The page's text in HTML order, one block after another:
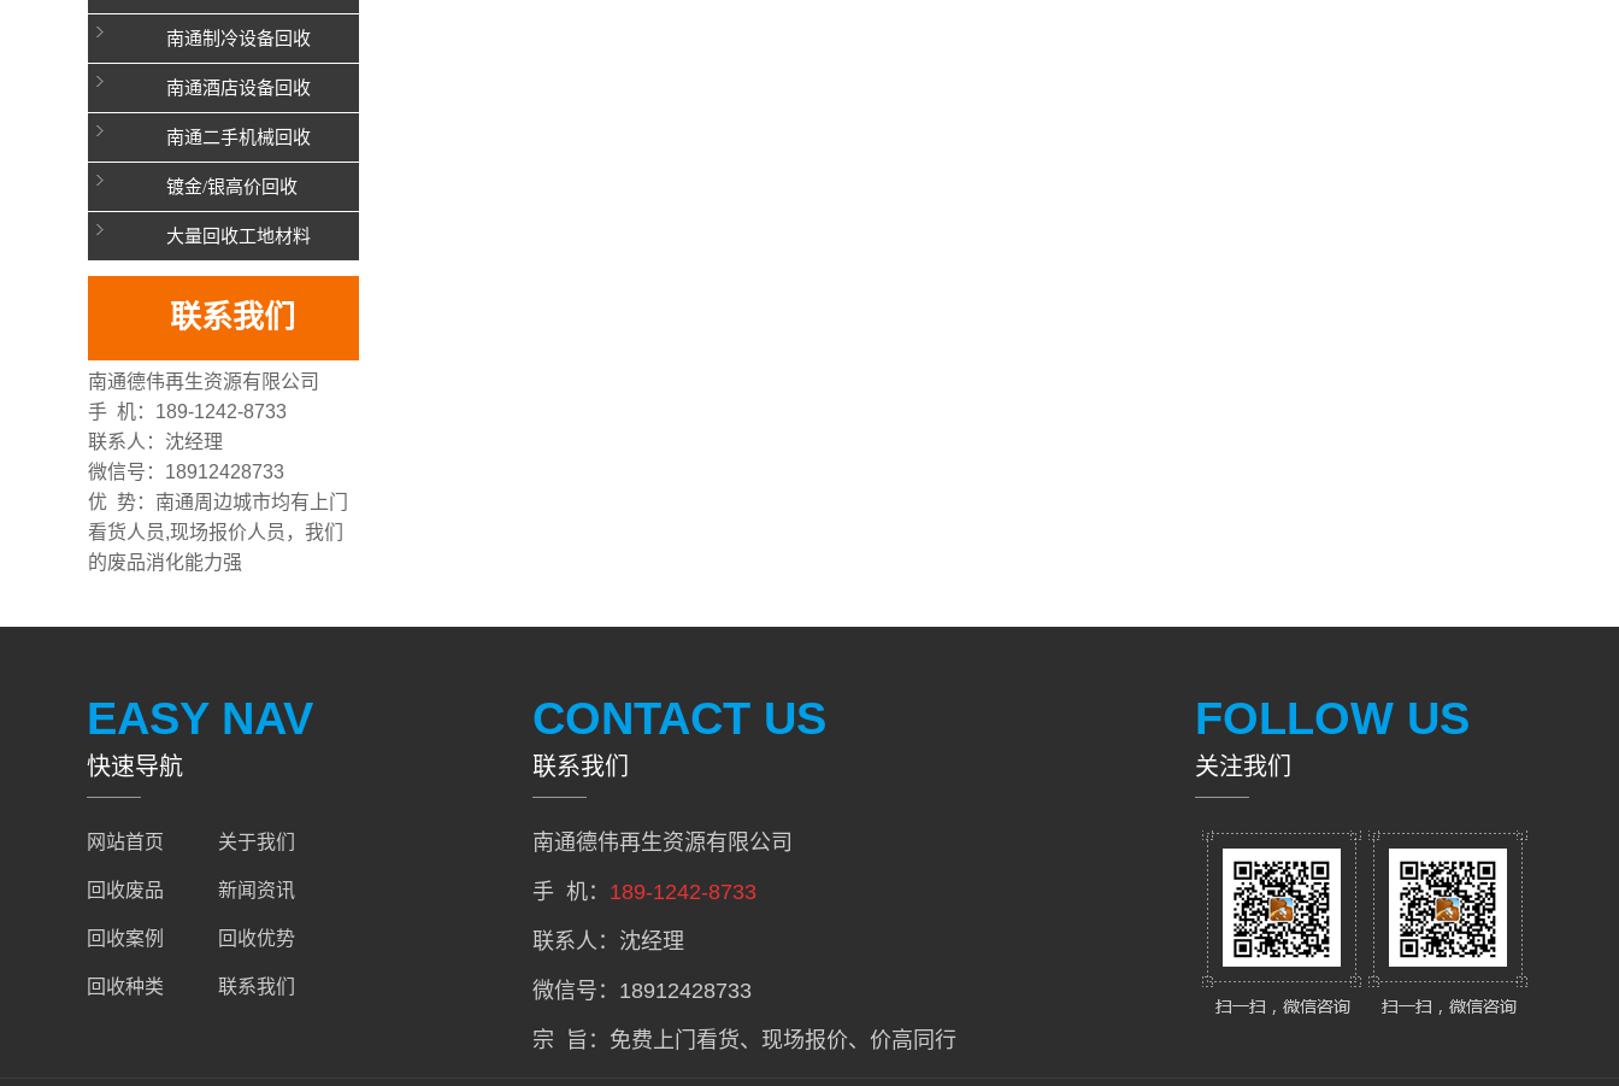
南通制冷设备回收
南通酒店设备回收
南通二手机械回收
镀金/银高价回收
大量回收工地材料
联系我们
南通德伟再生资源有限公司
手 机：189-1242-8733
联系人：沈经理
微信号：18912428733
优 势：南通周边城市均有上门
看货人员,现场报价人员，我们
的废品消化能力强
EASY NAV
快速导航
网站首页 关于我们
回收废品 新闻资讯
回收案例 回收优势
回收种类 联系我们
CONTACT US
联系我们
南通德伟再生资源有限公司
手 机： 189-1242-8733
联系人：沈经理
微信号：18912428733
宗 旨：免费上门看货、现场报价、价高同行
FOLLOW US
关注我们